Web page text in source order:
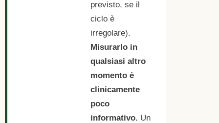
previsto, se il
ciclo è
irregolare).
Misurarlo in
qualsiasi altro
momento è
clinicamente
poco
informativo. Un